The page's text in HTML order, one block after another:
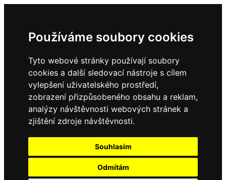
Používáme soubory cookies
Tyto webové stránky používají soubory
cookies a další sledovací nástroje s cílem
vylepšení uživatelského prostředí,
zobrazení přizpůsobeného obsahu a reklam,
analýzy návštěvnosti webových stránek a
zjištění zdroje návštěvnosti.
Souhlasím
Odmítám